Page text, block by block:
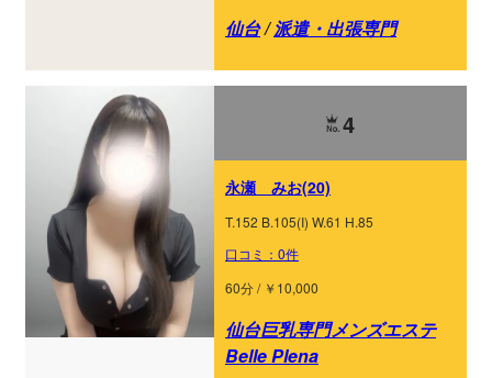
仙台/派遣・出張専門
4
永瀬 みお(20)
T.152 B.105(I) W.61 H.85
口コミ：0件
60分 / ￥10,000
仙台巨乳専門メンズエステ
Belle Plena